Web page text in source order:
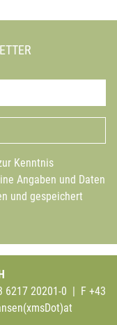
Kenntnis
Angaben und Daten
und gespeichert
20201-0 | F +43